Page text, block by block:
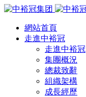
網站首頁
走進中裕冠
走進中裕冠
集團概況
總裁致辭
組織架構
成長經歷